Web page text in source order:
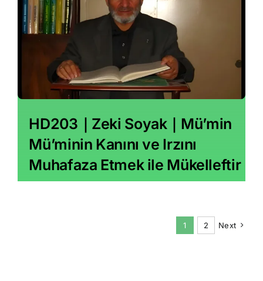
HD203｜Zeki Soyak｜Mü’min
Mü’minin Kanını ve Irzını
Muhafaza Etmek ile Mükelleftir
1 2 Next